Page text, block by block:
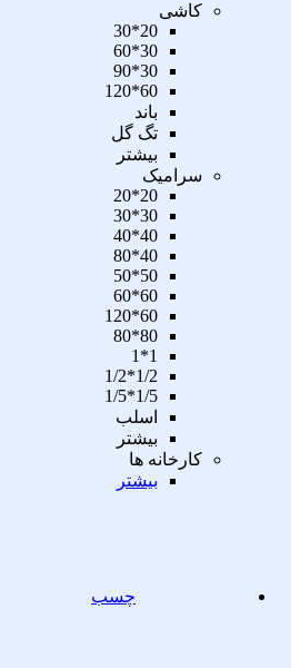
کاشی
20*30
30*60
30*90
60*120
باند
تگ گل
بیشتر
سرامیک
20*20
30*30
40*40
40*80
50*50
60*60
60*120
80*80
1*1
1/2*1/2
1/5*1/5
اسلب
بیشتر
کارخانه ها
بیشتر
چسب